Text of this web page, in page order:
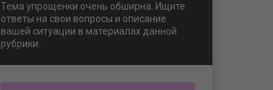
Тема упрощенки очень обширна. Ищите
ответы на свои вопросы и описание
вашей ситуации в материалах данной
рубрики.